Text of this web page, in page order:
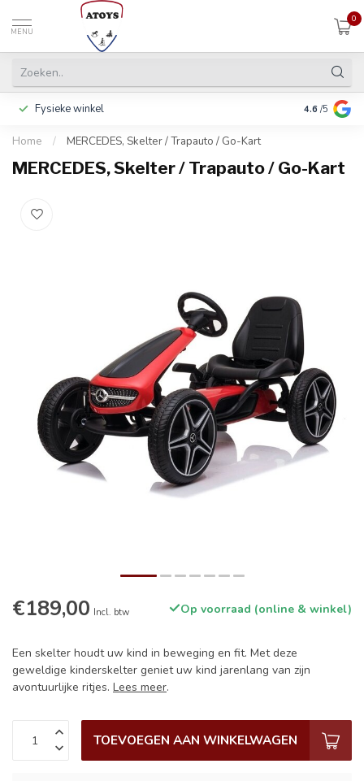
MENU
0
Fysieke winkel Betalen in
4.6 /5
Home / MERCEDES, Skelter / Trapauto / Go-Kart
MERCEDES, Skelter / Trapauto / Go-Kart
€189,00 Incl. btw Op voorraad (online & winkel)
Een skelter houdt uw kind in beweging en fit. Met deze
geweldige kinderskelter geniet uw kind jarenlang van zijn
avontuurlijke ritjes. Lees meer.
TOEVOEGEN AAN WINKELWAGEN